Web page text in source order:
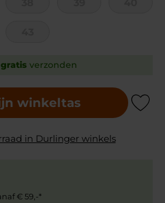
gratis verzonden
winkeltas Add to
in Durlinger winkels
€ 59,-*